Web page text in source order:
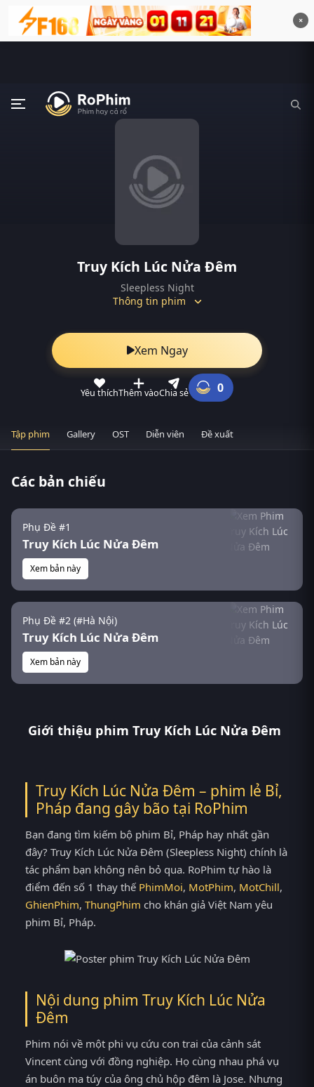
×
Truy Kích Lúc Nửa Đêm
Sleepless Night
Thông tin phim
Xem Ngay
Yêu thíchThêm vàoChia sẻ 0
Tập phim Gallery OST Diễn viên Đề xuất
Các bản chiếu
Phụ Đề #1
Truy Kích Lúc Nửa Đêm
Xem bản này
Phụ Đề #2 (#Hà Nội)
Truy Kích Lúc Nửa Đêm
Xem bản này
Giới thiệu phim Truy Kích Lúc Nửa Đêm
Truy Kích Lúc Nửa Đêm – phim lẻ Bỉ,
Pháp đang gây bão tại RoPhim
Bạn đang tìm kiếm bộ phim Bỉ, Pháp hay nhất gần
đây? Truy Kích Lúc Nửa Đêm (Sleepless Night) chính là
tác phẩm bạn không nên bỏ qua. RoPhim tự hào là
điểm đến số 1 thay thế PhimMoi, MotPhim, MotChill,
GhienPhim, ThungPhim cho khán giả Việt Nam yêu
phim Bỉ, Pháp.
Nội dung phim Truy Kích Lúc Nửa
Đêm
Phim nói về một phi vụ cứu con trai của cảnh sát
Vincent cùng với đồng nghiệp. Họ cùng nhau phá vụ
án buôn ma túy của ông chủ hộp đêm là Jose. Nhưng